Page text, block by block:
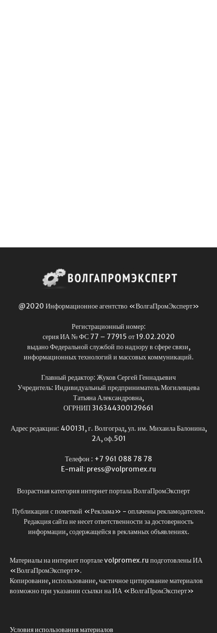
@2020 Информационное агентство «ВолгаПромЭксперт»
Регистрационный номер:
серия ИА № ФС 77 – 77915 от 19.02.2020
выдано Федеральной службой по надзору в сфере связи,
информационных технологий и массовых коммуникаций.
Главный редактор: Жуков Сергей Геннадьевич
Учредитель: Индивидуальный предприниматель Могилевцева
Татьяна Александровна,
ОГРНИП 316344300129661
Адрес редакции: 400131, г. Волгоград, ул. им. Михаила Балонина,
2А, оф.501
Телефон : +7 961 088 78 78
E-mail: press@volpromex.ru
Возрастная категория интернет портала ВолгаПромЭксперт
Публикации с пометкой «Реклама» - оплачены рекламодателем.
Редакция сайта не несет ответственности за достоверность
информации, содержащейся в рекламных объявлениях.
Материалы на интернет портале volpromex.ru подготовлены ИА
«ВолгаПромЭксперт».
Копирование, использование, частичное цитирование материалов
возможно при указании ссылки на ИА «ВолгаПромЭксперт»
Условия использования материалов